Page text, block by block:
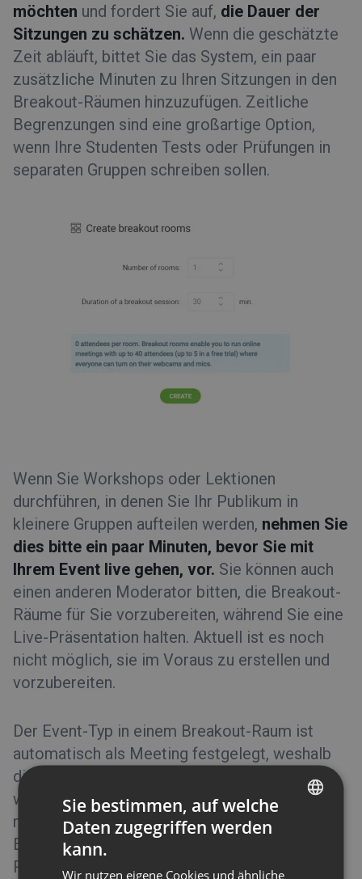
möchten und fordert Sie auf, die Dauer der
Sitzungen zu schätzen. Wenn die geschätzte
Zeit abläuft, bittet Sie das System, ein paar
zusätzliche Minuten zu Ihren Sitzungen in den
Breakout-Räumen hinzuzufügen. Zeitliche
Begrenzungen sind eine großartige Option,
wenn Ihre Studenten Tests oder Prüfungen in
separaten Gruppen schreiben sollen.
Wenn Sie Workshops oder Lektionen
durchführen, in denen Sie Ihr Publikum in
kleinere Gruppen aufteilen werden, nehmen Sie
dies bitte ein paar Minuten, bevor Sie mit
Ihrem Event live gehen, vor. Sie können auch
einen anderen Moderator bitten, die Breakout-
Räume für Sie vorzubereiten, während Sie eine
Live-Präsentation halten. Aktuell ist es noch
nicht möglich, sie im Voraus zu erstellen und
vorzubereiten.
Der Event-Typ in einem Breakout-Raum ist
automatisch als Meeting festgelegt, weshalb
die Teilnehmergrenze bei
liegt. Wenn Sie
wieder mit dem gesamten Publikum sprechen
möchten, müssen Sie es wieder in den Haupt-
Event-Raum bringen. Sie können die Breakout-
Räume schließen, indem Sie auf das X-Symbol
ENGLISH
Sie bestimmen, auf welche
Daten zugegriffen werden
kann.
Wir nutzen eigene Cookies und ähnliche